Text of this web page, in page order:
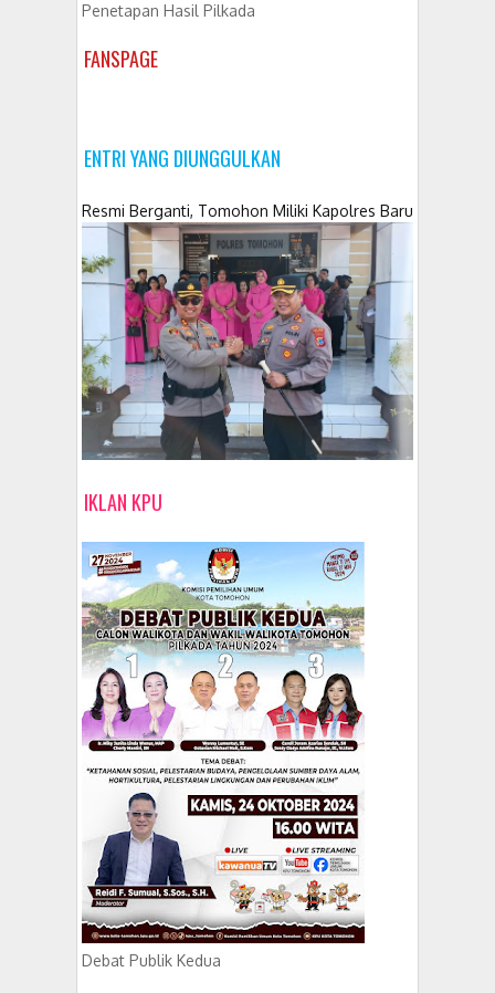
Penetapan Hasil Pilkada
FANSPAGE
ENTRI YANG DIUNGGULKAN
Resmi Berganti, Tomohon Miliki Kapolres Baru
IKLAN KPU
Debat Publik Kedua